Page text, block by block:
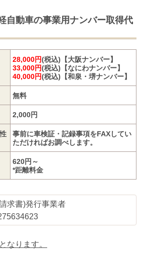
自動車の事業用ナンバー取得代
28,000円(税込)【大阪ナンバー】
33,000円(税込)【なにわナンバー】
40,000円(税込)【和泉・堺ナンバー】
無料
2,000円
事前に車検証・記録事項をFAXしてい
ただければお調べします。
620円～
*距離料金
求書)発行事業者
なります。